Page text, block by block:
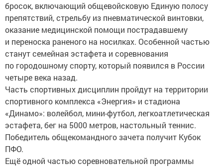
бросок, включающий общевойсковую Единую полосу
препятствий, стрельбу из пневматической винтовки,
оказание медицинской помощи пострадавшему
и переноска раненого на носилках. Особенной частью
станут семейная эстафета и соревнования
по городошному спорту, который появился в России
четыре века назад.
Часть спортивных дисциплин пройдут на территории
спортивного комплекса «Энергия» и стадиона
«Динамо»: волейбол, мини-футбол, легкоатлетическая
эстафета, бег на 5000 метров, настольный теннис.
Победитель общекомандного зачета получит Кубок
ПФО.
Ещё одной частью соревновательной программы